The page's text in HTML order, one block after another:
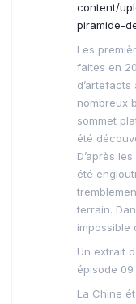
content/
piramide-
Les
faites en
nombreux
sommet
été
D’après
été
terrain.
impossible
Un extrait
épisode 09
La Chine